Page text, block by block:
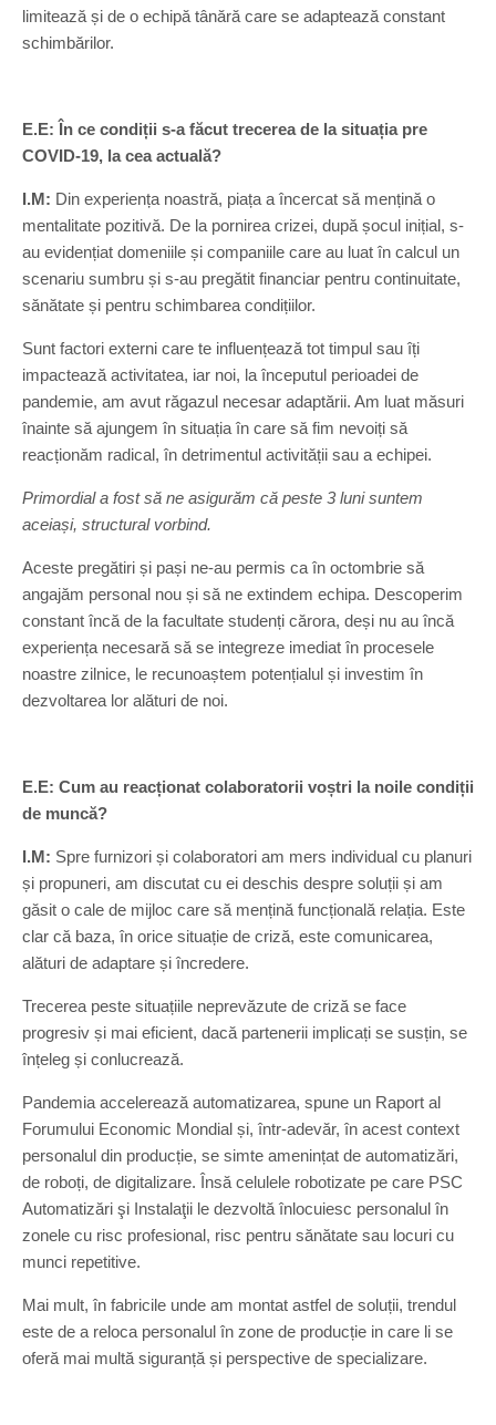
limitează și de o echipă tânără care se adaptează constant
schimbărilor.
E.E: În ce condiții s-a făcut trecerea de la situația pre
COVID-19, la cea actuală?
I.M: Din experiența noastră, piața a încercat să mențină o
mentalitate pozitivă. De la pornirea crizei, după șocul inițial, s-
au evidențiat domeniile și companiile care au luat în calcul un
scenariu sumbru și s-au pregătit financiar pentru continuitate,
sănătate și pentru schimbarea condițiilor.
Sunt factori externi care te influențează tot timpul sau îți
impactează activitatea, iar noi, la începutul perioadei de
pandemie, am avut răgazul necesar adaptării. Am luat măsuri
înainte să ajungem în situația în care să fim nevoiți să
reacționăm radical, în detrimentul activității sau a echipei.
Primordial a fost să ne asigurăm că peste 3 luni suntem
aceiași, structural vorbind.
Aceste pregătiri și pași ne-au permis ca în octombrie să
angajăm personal nou și să ne extindem echipa. Descoperim
constant încă de la facultate studenți cărora, deși nu au încă
experiența necesară să se integreze imediat în procesele
noastre zilnice, le recunoaștem potențialul și investim în
dezvoltarea lor alături de noi.
E.E: Cum au reacționat colaboratorii voștri la noile condiții
de muncă?
I.M: Spre furnizori și colaboratori am mers individual cu planuri
și propuneri, am discutat cu ei deschis despre soluții și am
găsit o cale de mijloc care să mențină funcțională relația. Este
clar că baza, în orice situație de criză, este comunicarea,
alături de adaptare și încredere.
Trecerea peste situațiile neprevăzute de criză se face
progresiv și mai eficient, dacă partenerii implicați se susțin, se
înțeleg și conlucrează.
Pandemia accelerează automatizarea, spune un Raport al
Forumului Economic Mondial și, într-adevăr, în acest context
personalul din producție, se simte amenințat de automatizări,
de roboți, de digitalizare. Însă celulele robotizate pe care PSC
Automatizări şi Instalaţii le dezvoltă înlocuiesc personalul în
zonele cu risc profesional, risc pentru sănătate sau locuri cu
munci repetitive.
Mai mult, în fabricile unde am montat astfel de soluții, trendul
este de a reloca personalul în zone de producție in care li se
oferă mai multă siguranță și perspective de specializare.